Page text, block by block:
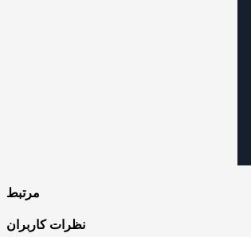
مرتبط
نظرات کاربران